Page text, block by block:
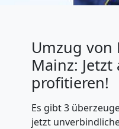
Umzug von
Mainz:
profitieren!
Es gibt 3
jetzt